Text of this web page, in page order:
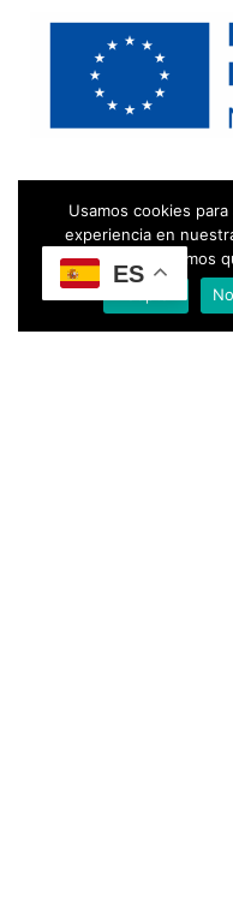
ES
Usamos cookies
experiencia en
sitio, asumiremos
No